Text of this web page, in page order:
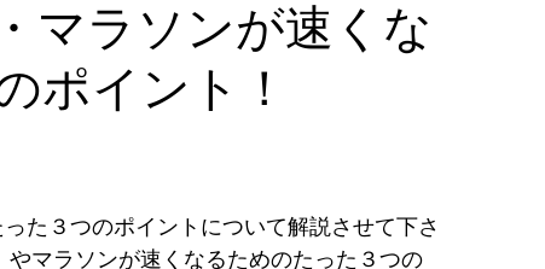
マラソンが速くな
ポイント！
た３つのポイントについて解説させて下さ
マラソンが速くなるためのたった３つの